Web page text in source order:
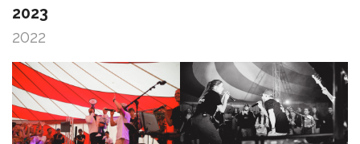
2023
2022